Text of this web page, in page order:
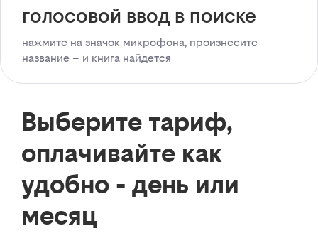
голосовой ввод в поиске
нажмите на значок микрофона, произнесите
название – и книга найдется
Выберите тариф,
оплачивайте как
удобно - день или
месяц